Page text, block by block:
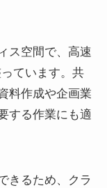
ス空間で、高速
ています。共
料作成や企画業
する作業にも適
きるため、クラ